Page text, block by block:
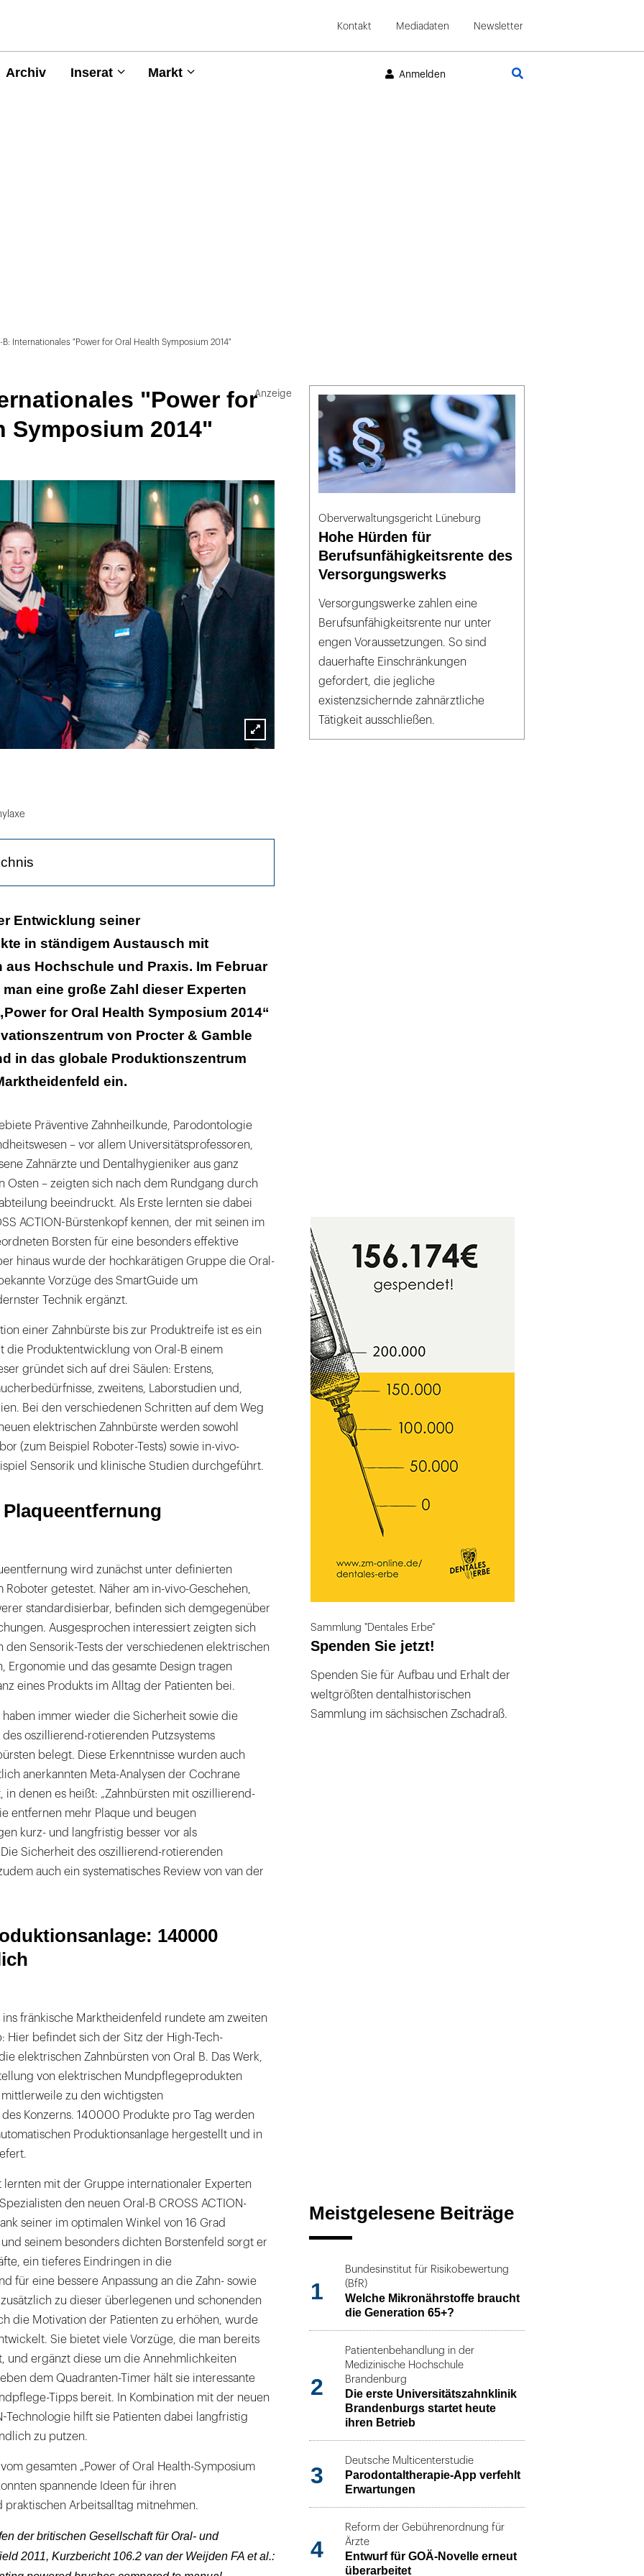
Kontakt Mediadaten Newsletter
Archiv Inserat Markt Anmelden
B: Internationales "Power for Oral Health Symposium 2014"
"Power for
Symposium 2014"
Lightbox
140000 Produkte täglich
Entwicklung seiner
in ständigem Austausch mit
aus Hochschule und Praxis. Im Februar
eine große Zahl dieser Experten
for Oral Health Symposium 2014“
von Procter & Gamble
in das globale Produktionszentrum
ein.
Präventive Zahnheilkunde, Parodontologie
– vor allem Universitätsprofessoren,
Zahnärzte und Dentalhygieniker aus ganz
Osten – zeigten sich nach dem Rundgang durch
beeindruckt. Als Erste lernten sie dabei
ACTION-Bürstenkopf kennen, der mit seinen im
Borsten für eine besonders effektive
hinaus wurde der hochkarätigen Gruppe die Oral-
Vorzüge des SmartGuide um
Technik ergänzt.
einer Zahnbürste bis zur Produktreife ist es ein
die Produktentwicklung von Oral-B einem
gründet sich auf drei Säulen: Erstens,
zweitens, Laborstudien und,
Bei den verschiedenen Schritten auf dem Weg
elektrischen Zahnbürste werden sowohl
(zum Beispiel Roboter-Tests) sowie in-vivo-
Sensorik und klinische Studien durchgeführt.
wird zunächst unter definierten
Roboter getestet. Näher am in-vivo-Geschehen,
standardisierbar, befinden sich demgegenüber
Ausgesprochen interessiert zeigten sich
den Sensorik-Tests der verschiedenen elektrischen
Ergonomie und das gesamte Design tragen
eines Produkts im Alltag der Patienten bei.
immer wieder die Sicherheit sowie die
oszillierend-rotierenden Putzsystems
belegt. Diese Erkenntnisse wurden auch
anerkannten Meta-Analysen der Cochrane
in denen es heißt: „Zahnbürsten mit oszillierend-
entfernen mehr Plaque und beugen
kurz- und langfristig besser vor als
Die Sicherheit des oszillierend-rotierenden
auch ein systematisches Review von van der
140000
ins fränkische Marktheidenfeld rundete am zweiten
Hier befindet sich der Sitz der High-Tech-
elektrischen Zahnbürsten von Oral B. Das Werk,
von elektrischen Mundpflegeprodukten
zu den wichtigsten
Konzerns. 140000 Produkte pro Tag werden
Produktionsanlage hergestellt und in
lernten mit der Gruppe internationaler Experten
den neuen Oral-B CROSS ACTION-
seiner im optimalen Winkel von 16 Grad
seinem besonders dichten Borstenfeld sorgt er
ein tieferes Eindringen in die
für eine bessere Anpassung an die Zahn- sowie
zu dieser überlegenen und schonenden
die Motivation der Patienten zu erhöhen, wurde
Sie bietet viele Vorzüge, die man bereits
und ergänzt diese um die Annehmlichkeiten
dem Quadranten-Timer hält sie interessante
Tipps bereit. In Kombination mit der neuen
Technologie hilft sie Patienten dabei langfristig
zu putzen.
gesamten „Power of Oral Health-Sympo­sium
spannende Ideen für ihren
praktischen Arbeitsalltag mitnehmen.
der britischen Gesellschaft für Oral- und
2011, Kurzbericht 106.2 van der Weijden FA et al.:
Oberverwaltungsgericht Lüneburg
Hohe Hürden für
Berufsunfähigkeitsrente des
Versorgungswerks
Versorgungswerke zahlen eine
Berufsunfähigkeitsrente nur unter
engen Voraussetzungen. So sind
dauerhafte Einschränkungen
gefordert, die jegliche
existenzsichernde zahnärztliche
Tätigkeit ausschließen.
Sammlung "Dentales Erbe"
Spenden Sie jetzt!
Spenden Sie für Aufbau und Erhalt der
weltgrößten dentalhistorischen
Sammlung im sächsischen Zschadraß.
Meistgelesene Beiträge
1
Bundesinstitut für Risikobewertung
(BfR)
Welche Mikronährstoffe braucht
die Generation 65+?
2
Patientenbehandlung in der
Medizinische Hochschule
Brandenburg
Die erste Universitätszahnklinik
Brandenburgs startet heute
ihren Betrieb
3
Deutsche Multicenterstudie
Parodontaltherapie-App verfehlt
Erwartungen
4
Reform der Gebührenordnung für
Ärzte
Entwurf für GOÄ-Novelle erneut
überarbeitet